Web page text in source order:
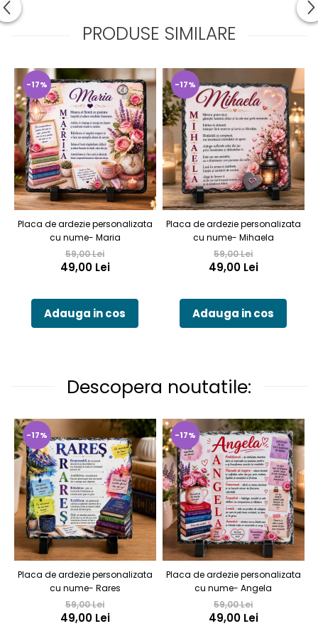
PRODUSE SIMILARE
-17%
Placa de ardezie personalizata
cu nume- Maria
59,00 Lei
49,00 Lei
Adauga in cos
-17%
Placa de ardezie personalizata
cu nume- Mihaela
59,00 Lei
49,00 Lei
Adauga in cos
Descopera noutatile:
-17%
Placa de ardezie personalizata
cu nume- Rares
59,00 Lei
49,00 Lei
-17%
Placa de ardezie personalizata
cu nume- Angela
59,00 Lei
49,00 Lei